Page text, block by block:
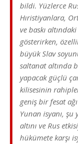
bildi. Yüzlerce
Hıristiyanlara,
ve baskı
gösterirken,
büyük Slav
saltanat altında
yapacak güçlü
kilisesinin
geniş bir fesat
Yunan isyanı,
altını ve Rus
hükümete karşı